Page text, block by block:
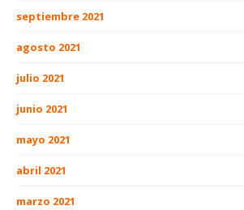
septiembre 2021
agosto 2021
julio 2021
junio 2021
mayo 2021
abril 2021
marzo 2021